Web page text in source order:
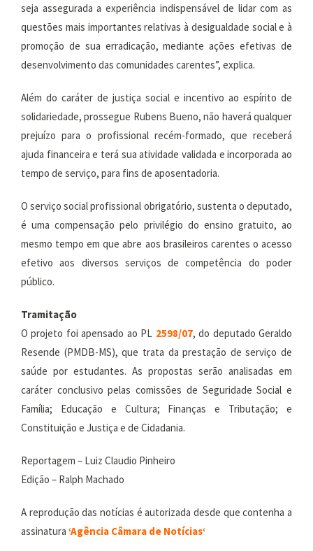
seja assegurada a experiência indispensável de lidar com as
questões mais importantes relativas à desigualdade social e à
promoção de sua erradicação, mediante ações efetivas de
desenvolvimento das comunidades carentes”, explica.
Além do caráter de justiça social e incentivo ao espírito de
solidariedade, prossegue Rubens Bueno, não haverá qualquer
prejuízo para o profissional recém-formado, que receberá
ajuda financeira e terá sua atividade validada e incorporada ao
tempo de serviço, para fins de aposentadoria.
O serviço social profissional obrigatório, sustenta o deputado,
é uma compensação pelo privilégio do ensino gratuito, ao
mesmo tempo em que abre aos brasileiros carentes o acesso
efetivo aos diversos serviços de competência do poder
público.
Tramitação
O projeto foi apensado ao PL 2598/07, do deputado Geraldo
Resende (PMDB-MS), que trata da prestação de serviço de
saúde por estudantes. As propostas serão analisadas em
caráter conclusivo pelas comissões de Seguridade Social e
Família; Educação e Cultura; Finanças e Tributação; e
Constituição e Justiça e de Cidadania.
Reportagem – Luiz Claudio Pinheiro
Edição – Ralph Machado
A reprodução das notícias é autorizada desde que contenha a
assinatura ‘Agência Câmara de Notícias‘